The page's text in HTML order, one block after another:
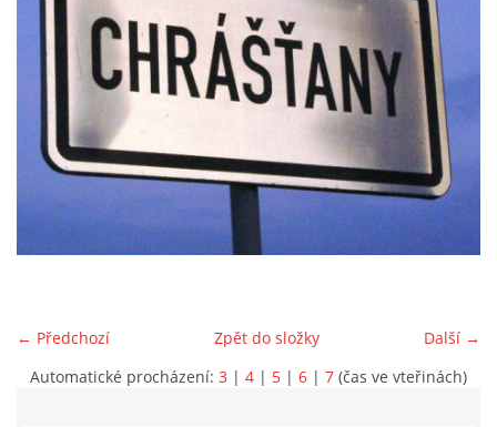
KONTAKTY
ON-LINE KATALOG
WEBOVÁ KAMERA
"KNIHOBUDKY"
← Předchozí Další →
Zpět do složky
Automatické procházení: 3 | 4 | 5 | 6 | 7 (čas ve vteřinách)